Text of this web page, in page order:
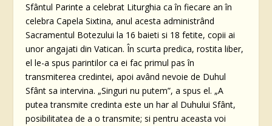
Sfântul Parinte a celebrat Liturghia ca în fiecare an în
celebra Capela Sixtina, anul acesta administrând
Sacramentul Botezului la 16 baieti si 18 fetite, copii ai
unor angajati din Vatican. În scurta predica, rostita liber,
el le-a spus parintilor ca ei fac primul pas în
transmiterea credintei, apoi având nevoie de Duhul
Sfânt sa intervina. „Singuri nu putem”, a spus el. „A
putea transmite credinta este un har al Duhului Sfânt,
posibilitatea de a o transmite; si pentru aceasta voi